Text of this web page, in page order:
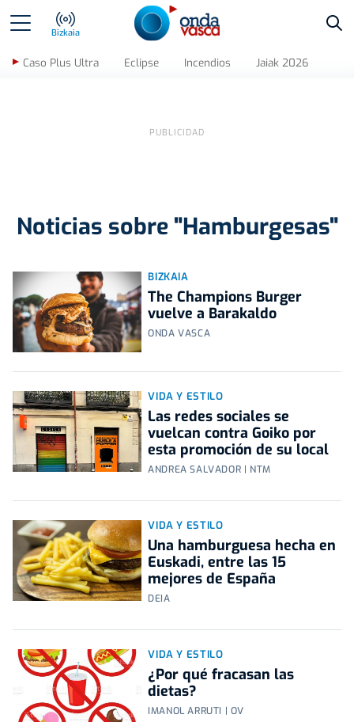
Bizkaia
Caso Plus Ultra Eclipse Incendios Jaiak 2026
Noticias sobre "Hamburgesas"
BIZKAIA
The Champions Burger
vuelve a Barakaldo
ONDA VASCA
VIDA Y ESTILO
Las redes sociales se
vuelcan contra Goiko por
esta promoción de su local
ANDREA SALVADOR | NTM
VIDA Y ESTILO
Una hamburguesa hecha en
Euskadi, entre las 15
mejores de España
DEIA
VIDA Y ESTILO
¿Por qué fracasan las
dietas?
IMANOL ARRUTI | OV